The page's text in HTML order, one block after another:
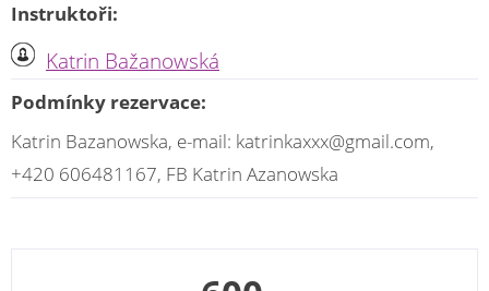
Instruktoři:
Katrin Bažanowská
Podmínky rezervace:
Katrin Bazanowska, e-mail: katrinkaxxx@gmail.com,
+420 606481167, FB Katrin Azanowska